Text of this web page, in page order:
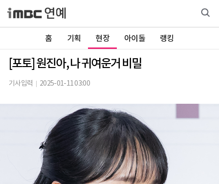
홈 기획 현장 아이돌 랭킹
[포토] 원진아, 나 귀여운거 비밀
기사입력 2025-01-11 03:00